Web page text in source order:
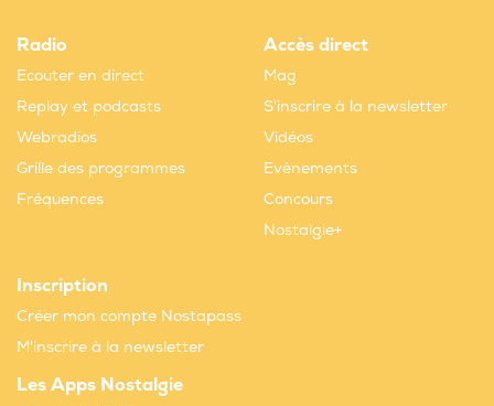
Radio
Ecouter en direct
Replay et podcasts
Webradios
Grille des programmes
Fréquences
Accès direct
Mag
S'inscrire à la newsletter
Vidéos
Evènements
Concours
Nostalgie+
Inscription
Créer mon compte Nostapass
M'inscrire à la newsletter
Les Apps Nostalgie